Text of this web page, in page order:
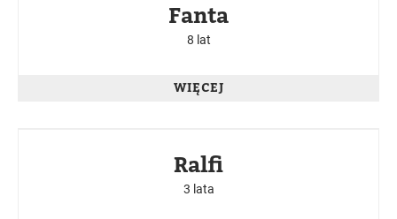
Fanta
8 lat
WIĘCEJ
Ralfi
3 lata